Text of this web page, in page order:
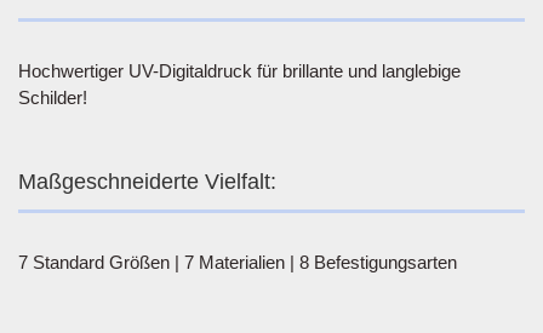
Hochwertiger UV-Digitaldruck für brillante und langlebige
Schilder!
Maßgeschneiderte Vielfalt:
7 Standard Größen | 7 Materialien | 8 Befestigungsarten